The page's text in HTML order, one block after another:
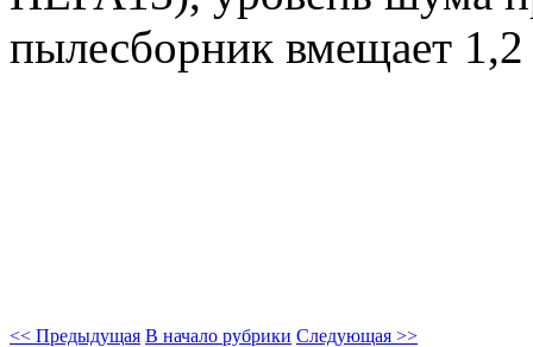
пылесборник вмещает
<< Предыдущая В начало рубрики Следующая >>